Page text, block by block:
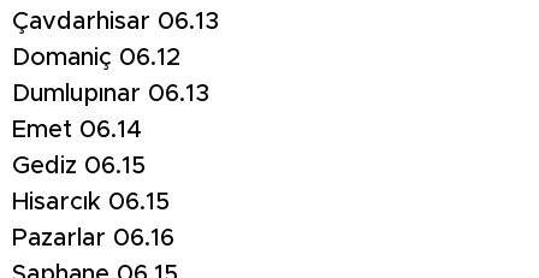
Çavdarhisar 06.13
Domaniç 06.12
Dumlupınar 06.13
Emet 06.14
Gediz 06.15
Hisarcık 06.15
Pazarlar 06.16